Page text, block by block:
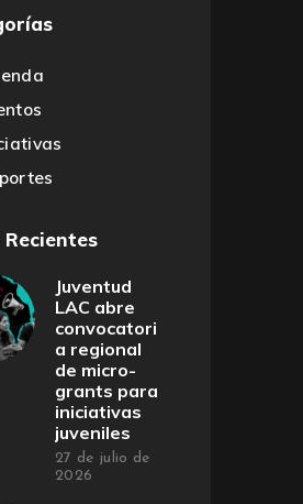
Recientes
Juventud
LAC abre
convocatori
a regional
de micro-
grants para
iniciativas
juveniles
27 de julio de
2026